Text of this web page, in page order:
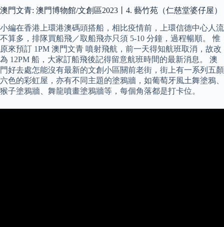
澳門文青: 澳門博物館/文創區2023丨4. 藝竹苑（仁慈堂婆仔屋）
小編在香港上環港澳碼頭搭船，相比疫情前，上環信德中心人流
不算多，排隊買船飛／取船飛亦只須 5-10 分鐘，過程暢順。 惟
原來預訂 1PM 澳門文青 噴射飛航，前一天得知航班取消，故改
為 12PM 船，大家訂船飛後記得留意航班時間的最新消息。 澳
門好去處怎能沒有最新的文創小區關前老街，街上有一系列五顏
六色的彩虹屋，亦有不同主題的塗鴉牆，如葡萄牙風土舞塗鴉、
猴子塗鴉牆、舞龍噴畫塗鴉牆等，每個角落都是打卡位。